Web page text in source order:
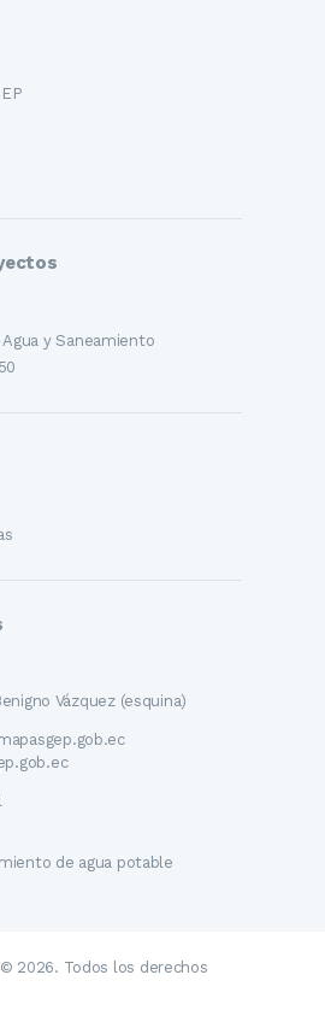
Agua y Saneamiento
Vázquez (esquina)
de agua potable
© 2026. Todos los derechos